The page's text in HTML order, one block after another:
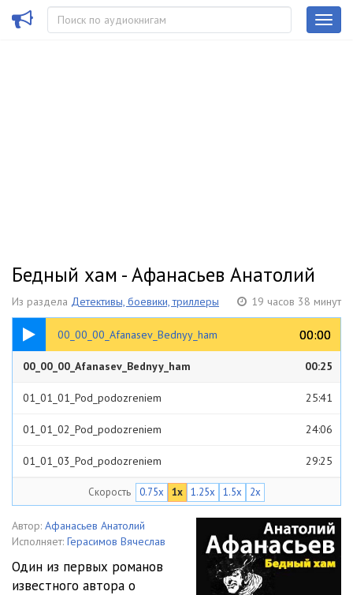
Бедный хам - Афанасьев Анатолий
Из раздела Детективы, боевики, триллеры 19 часов 38 минут
00_00_00_Afanasev_Bednyy_ham 00:00
00:00
00:25
00_00_00_Afanasev_Bednyy_ham 00:25
01_01_01_Pod_podozreniem 25:41
01_01_02_Pod_podozreniem 24:06
01_01_03_Pod_podozreniem 29:25
01_01_04_Pod_podozreniem
01_01_05_Pod_podozreniem 27:50
29:03
01_01_07_Pod_podozreniem
Скорость 0.75x 1x 1.25x 1.5x 2x
Автор: Афанасьев Анатолий
Исполняет: Герасимов Вячеслав
Один из первых романов
известного автора о